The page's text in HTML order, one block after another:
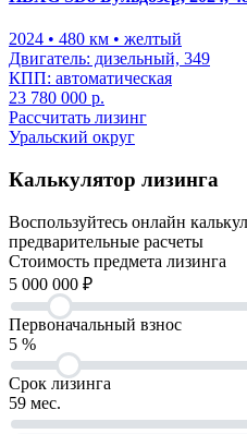
2024 • 480 км • желтый
Двигатель: дизельный, 349
КПП: автоматическая
23 780 000 р.
Рассчитать лизинг
Уральский округ
Калькулятор лизинга
Воспользуйтесь онлайн
предварительные расчеты
Cтоимость предмета лизинга
5 000 000 ₽
Первоначальный взнос
5 %
Срок лизинга
59 мес.